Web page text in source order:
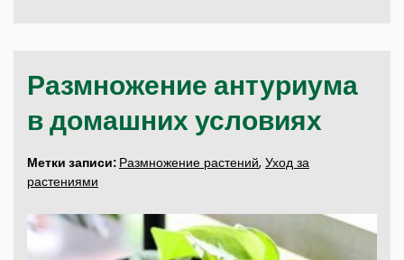
Размножение антуриума
в домашних условиях
Метки записи: Размножение растений, Уход за
растениями